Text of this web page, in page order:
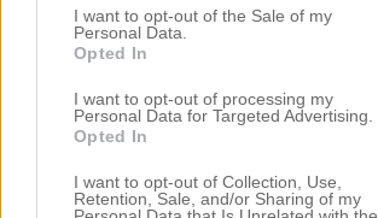
I want to opt-out of the Sale of my
Personal Data.
Opted In
I want to opt-out of processing my
Personal Data for Targeted Advertising.
Opted In
I want to opt-out of Collection, Use,
Retention, Sale, and/or Sharing of my
maj 2023
april 2023
februari 2023
januari 2023
november 2022